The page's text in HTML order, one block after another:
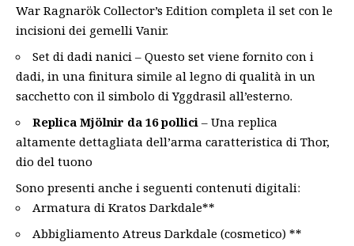
War Ragnarök Collector’s Edition completa il set con le
incisioni dei gemelli Vanir.
Set di dadi nanici – Questo set viene fornito con i
dadi, in una finitura simile al legno di qualità in un
sacchetto con il simbolo di Yggdrasil all’esterno.
Replica Mjölnir da 16 pollici – Una replica
altamente dettagliata dell’arma caratteristica di Thor,
dio del tuono
Sono presenti anche i seguenti contenuti digitali:
Armatura di Kratos Darkdale**
Abbigliamento Atreus Darkdale (cosmetico) **